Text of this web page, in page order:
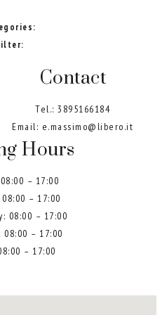
Contact
Tel.:3895166184
Email: e.massimo@libero.it
Hours
– 17:00
– 17:00
08:00 – 17:00
– 17:00
– 17:00